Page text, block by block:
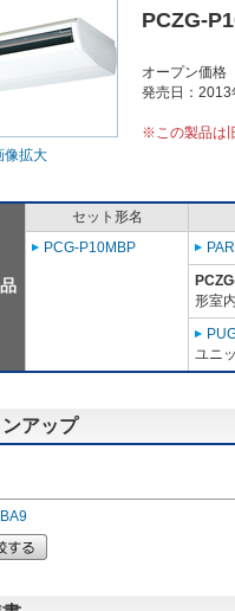
像拡大
PCZG-
オープン価格
発売日：2013
※この製品は
セット形名
PCG-P10MBP
形室内
ユニ
アップ